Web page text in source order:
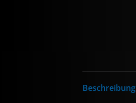
Beschreibung